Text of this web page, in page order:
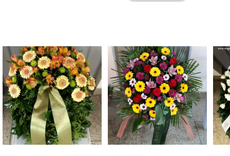
választhatók
ki
a
ki